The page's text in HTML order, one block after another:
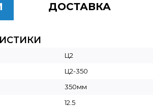
ДОСТАВКА
Ц2
Ц2-350
350мм
12.5